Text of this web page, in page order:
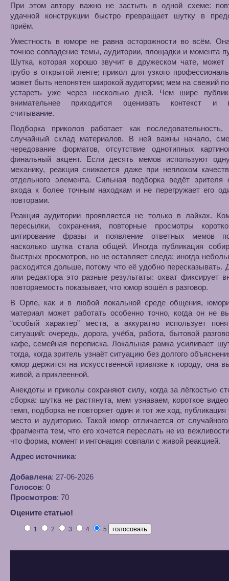
При этом автору важно не застыть в одной схеме:
удачной конструкции быстро превращает шутку в
приём.
Уместность в юморе не равна осторожности во всём.
точное совпадение темы, аудитории, площадки и момента
Шутка, которая хорошо звучит в дружеском чате, может
грубо в открытой ленте; прикол для узкого
может быть непонятен широкой аудитории; мем на свежий
устареть уже через несколько дней. Чем шире
внимательнее приходится оценивать контекст и
считывание.
Подборка приколов работает как
случайный склад материалов. В ней важны начало,
чередование форматов, отсутствие однотипных
финальный акцент. Если десять мемов используют
механику, реакция снижается даже при неплохом
отдельного элемента. Сильная подборка ведёт зрителя
входа к более точным находкам и не перегружает его
повторами.
Реакция аудитории проявляется не только в лайках.
пересылки, сохранения, повторные просмотры
цитирование фразы и появление ответных мемов
насколько шутка стала общей. Иногда публикация
быстрых просмотров, но не оставляет следа; иногда
расходится дольше, потому что её удобно пересказывать.
или редактора это разные результаты: охват фиксирует
повторяемость показывает, что юмор вошёл в разговор.
В Орле, как и в любой локальной среде общения,
материал может работать особенно точно, когда он не
“особый характер” места, а аккуратно использует
ситуаций: очередь, дорога, учёба, работа, бытовой
кафе, семейная переписка. Локальная рамка усиливает
тогда, когда зритель узнаёт ситуацию без долгого
юмор держится на искусственной привязке к городу, она
живой, а приклеенной.
Анекдоты и приколы сохраняют силу, когда за лёгкостью
сборка: шутка не растянута, мем узнаваем, короткое
темп, подборка не повторяет один и тот же ход, публикация
место и аудиторию. Такой юмор отличается от
фрагмента тем, что его хочется переслать не из
что форма, момент и интонация совпали с живой реакцией.
Адрес источника:
Добавлена: 27-06-2026
Голосов: 0
Просмотров: 70
Оцените статью!
1 2 3 4 5